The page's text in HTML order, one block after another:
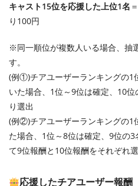
キャスト15位を応援した上位1名
り100円
※同一順位が複数人いる場合、抽
す。
(例①)チアユーザーランキングの1
いた場合、1位～9位は確定、10
り選出
(例②)チアユーザーランキングの1
た場合、1位～8位は確定、9位の
て9位報酬と10位報酬をそれぞれ
応援したチアユーザー報酬